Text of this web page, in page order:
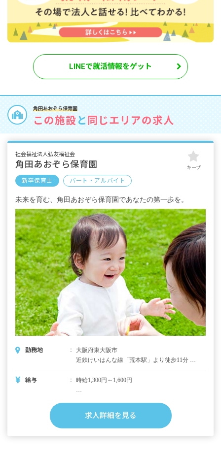
LINEで就活情報をゲット
角田あおぞら保育園
この施設 と 同じエリアの求人
社会福祉法人弘友福祉会
角田あおぞら保育園
新卒保育士 パート・アルバイト
キープ
未来を育む、角田あおぞら保育園であなたの第一歩を。
勤務地
大阪府東大阪市
近鉄けいはんな線「荒本駅」より徒歩11分 ■
場、駐車場は自己手配）
給与 時給1,300円～1,600円
■処遇改善Ⅰ
■時間外手当
求人詳細を見る